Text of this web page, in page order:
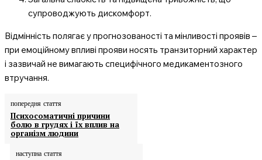
супроводжують дискомфорт.
Відмінність полягає у прогнозованості та мінливості проявів –
при емоційному впливі прояви носять транзиторний характер
і зазвичай не вимагають специфічного медикаментозного
втручання.
попередня стаття
Психосоматичні причини
болю в грудях і їх вплив на
організм людини
наступна стаття